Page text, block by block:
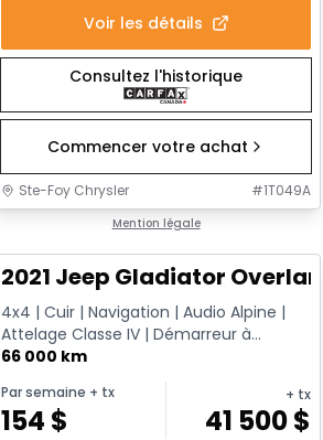
Voir les détails
Consultez l'historique
Commencer votre achat
Ste-Foy Chrysler #1T049A
Mention légale
Très bonne offre
2021 Jeep Gladiator Overland
4x4 | Cuir | Navigation | Audio Alpine |
Attelage Classe IV | Démarreur à
Distance | Régulateur Adap...
66 000 km
Par semaine + tx
154 $
+ tx
41 500$